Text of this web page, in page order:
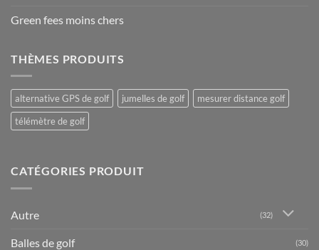
Green fees moins chers
THÈMES PRODUITS
alternative GPS de golf jumelles de golf
mesurer distance golf
télémètre de golf
CATÉGORIES PRODUIT
Autre (32)
Balles de golf (30)